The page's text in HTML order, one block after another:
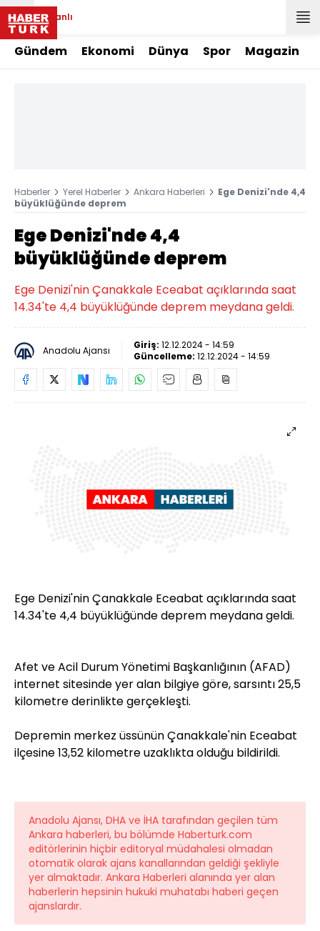
Canlı
Gündem Ekonomi Dünya Spor Magazin
Haberler Yerel Haberler Ankara Haberleri
Ege Denizi'nde 4,4
büyüklüğünde deprem
Ege Denizi'nde 4,4
büyüklüğünde deprem
Ege Denizi'nin Çanakkale Eceabat açıklarında saat
14.34'te 4,4 büyüklüğünde deprem meydana geldi.
Anadolu Ajansı Giriş: 12.12.2024 - 14:59
Güncelleme: 12.12.2024 - 14:59
Ege Denizi'nin Çanakkale Eceabat açıklarında saat
14.34'te 4,4 büyüklüğünde deprem meydana geldi.
Afet ve Acil Durum Yönetimi Başkanlığının (AFAD)
internet sitesinde yer alan bilgiye göre, sarsıntı 25,5
kilometre derinlikte gerçekleşti.
Depremin merkez üssünün Çanakkale'nin Eceabat
ilçesine 13,52 kilometre uzaklıkta olduğu bildirildi.
Anadolu Ajansı, DHA ve İHA tarafından geçilen tüm
Ankara haberleri, bu bölümde Haberturk.com
editörlerinin hiçbir editoryal müdahalesi olmadan
otomatik olarak ajans kanallarından geldiği şekliyle
yer almaktadır. Ankara Haberleri alanında yer alan
haberlerin hepsinin hukuki muhatabı haberi geçen
ajanslardır.